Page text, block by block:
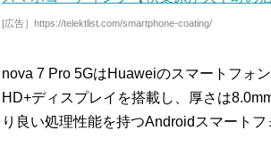
[広告］https://telektlist.com/smartphone-coating/
nova 7 Pro 5GはHuaweiのスマートフォ
HD+ディスプレイを搭載し、厚さは
り良い処理性能を持つAndroidスマートフ